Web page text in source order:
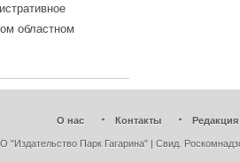
областном
О нас Контакты Редакция
"Издательство Парк Гагарина" | Свид.